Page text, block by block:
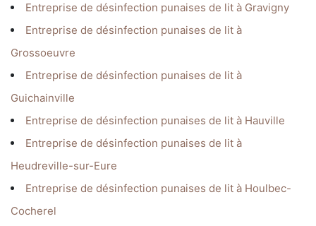
Entreprise de désinfection punaises de lit à Gravigny
Entreprise de désinfection punaises de lit à
Grossoeuvre
Entreprise de désinfection punaises de lit à
Guichainville
Entreprise de désinfection punaises de lit à Hauville
Entreprise de désinfection punaises de lit à
Heudreville-sur-Eure
Entreprise de désinfection punaises de lit à Houlbec-
Cocherel